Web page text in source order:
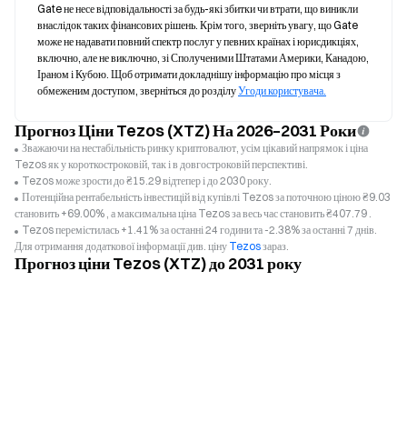
Gate не несе відповідальності за будь-які збитки чи втрати, що виникли
внаслідок таких фінансових рішень. Крім того, зверніть увагу, що Gate
може не надавати повний спектр послуг у певних країнах і юрисдикціях,
включно, але не виключно, зі Сполученими Штатами Америки, Канадою,
Іраном і Кубою. Щоб отримати докладнішу інформацію про місця з
обмеженим доступом, зверніться до розділу Угоди користувача.
Прогноз Ціни Tezos (XTZ) На 2026–2031 Роки
Зважаючи на нестабільність ринку криптовалют, усім цікавий напрямок і ціна
Tezos як у короткостроковій, так і в довгостроковій перспективі.
Tezos може зрости до ₴15.29 відтепер і до 2030 року.
Потенційна рентабельність інвестицій від купівлі Tezos за поточною ціною ₴9.03
становить +69.00% , а максимальна ціна Tezos за весь час становить ₴407.79 .
Tezos перемістилась +1.41% за останні 24 години та -2.38% за останні 7 днів.
Для отримання додаткової інформації див. ціну Tezosзараз.
Прогноз ціни Tezos (XTZ) до 2031 року